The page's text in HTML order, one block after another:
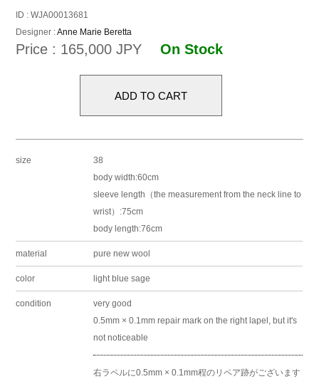
ID : WJA00013681
Designer :Anne Marie Beretta
Price : 165,000 JPYOn Stock
size
38
body width:60cm
sleeve length（the measurement from the neck line to
wrist）:75cm
body length:76cm
material pure new wool
color light blue sage
condition
very good
0.5mm × 0.1mm repair mark on the right lapel, but it's
not noticeable
右ラペルに0.5mm × 0.1mm程のリペア跡がございます